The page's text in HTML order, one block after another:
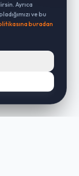
Ayrıca
ve bu
buradan